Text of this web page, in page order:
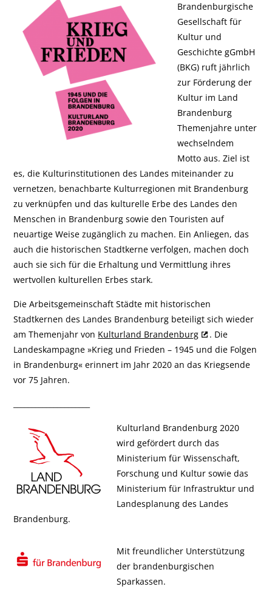
Brandenburgische
Gesellschaft für
Kultur und
Geschichte gGmbH
(BKG) ruft jährlich
zur Förderung der
Kultur im Land
Brandenburg
Themenjahre unter
wechselndem
Motto aus. Ziel ist
es, die Kulturinstitutionen des Landes miteinander zu
vernetzen, benachbarte Kulturregionen mit Brandenburg
zu verknüpfen und das kulturelle Erbe des Landes den
Menschen in Brandenburg sowie den Touristen auf
neuartige Weise zugänglich zu machen. Ein Anliegen, das
auch die historischen Stadtkerne verfolgen, machen doch
auch sie sich für die Erhaltung und Vermittlung ihres
wertvollen kulturellen Erbes stark.
Die Arbeitsgemeinschaft Städte mit historischen
Stadtkernen des Landes Brandenburg beteiligt sich wieder
am Themenjahr von Kulturland Brandenburg
. Die
Landeskampagne »Krieg und Frieden – 1945 und die Folgen
in Brandenburg« erinnert im Jahr 2020 an das Kriegsende
vor 75 Jahren.
Kulturland Brandenburg 2020
wird gefördert durch das
Ministerium für Wissenschaft,
Forschung und Kultur sowie das
Ministerium für Infrastruktur und
Landesplanung des Landes
Brandenburg.
Mit freundlicher Unterstützung
der brandenburgischen
Sparkassen.